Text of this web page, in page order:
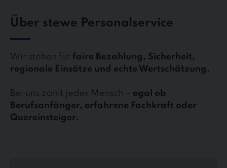
Über stewe Personalservice
Wir stehen für faire Bezahlung, Sicherheit,
regionale Einsätze und echte Wertschätzung.
Bei uns zählt jeder Mensch – egal ob
Berufsanfänger, erfahrene Fachkraft oder
Quereinsteiger.